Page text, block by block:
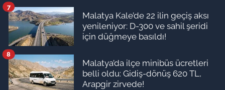
Malatya Kale’de 22 ilin geçiş aksı
yenileniyor: D-300 ve sahil şeridi
için düğmeye basıldı!
7
Malatya’da ilçe minibüs ücretleri
belli oldu: Gidiş-dönüş 620 TL,
Arapgir zirvede!
8